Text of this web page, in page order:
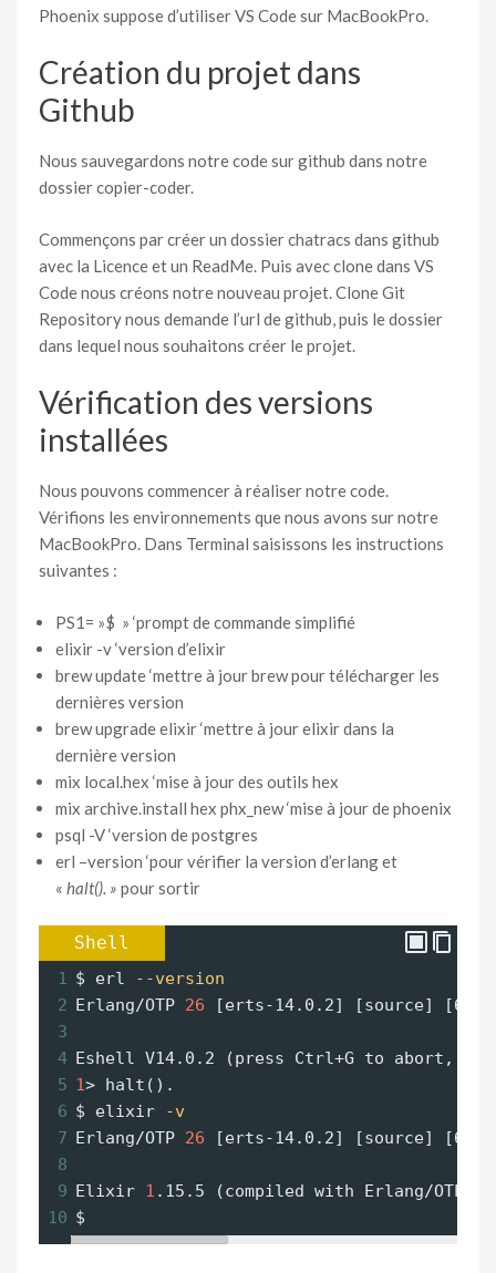
Phoenix suppose d’utiliser VS Code sur MacBookPro.
Création du projet dans
Github
Nous sauvegardons notre code sur github dans notre
dossier copier-coder.
Commençons par créer un dossier chatracs dans github
avec la Licence et un ReadMe. Puis avec clone dans VS
Code nous créons notre nouveau projet. Clone Git
Repository nous demande l’url de github, puis le dossier
dans lequel nous souhaitons créer le projet.
Vérification des versions
installées
Nous pouvons commencer à réaliser notre code.
Vérifions les environnements que nous avons sur notre
MacBookPro. Dans Terminal saisissons les instructions
suivantes :
PS1= »$ » ‘prompt de commande simplifié
elixir -v ‘version d’elixir
brew update ‘mettre à jour brew pour télécharger les
dernières version
brew upgrade elixir ‘mettre à jour elixir dans la
dernière version
mix local.hex ‘mise à jour des outils hex
mix archive.install hex phx_new ‘mise à jour de phoenix
psql -V ‘version de postgres
erl –version ‘pour vérifier la version d’erlang et
« halt(). » pour sortir
Shell
1 $ erl
--version
2 Erlang/OTP 26 [erts-14.0.2] [source] [64-
3
4 Eshell V14.0.2 (press Ctrl+G to abort,
5 1> halt().
6 $ elixir
-v
7 Erlang/OTP 26 [erts-14.0.2] [source] [64-
8
9 Elixir 1 .15.5 (compiled with Erlang/OTP
10 $